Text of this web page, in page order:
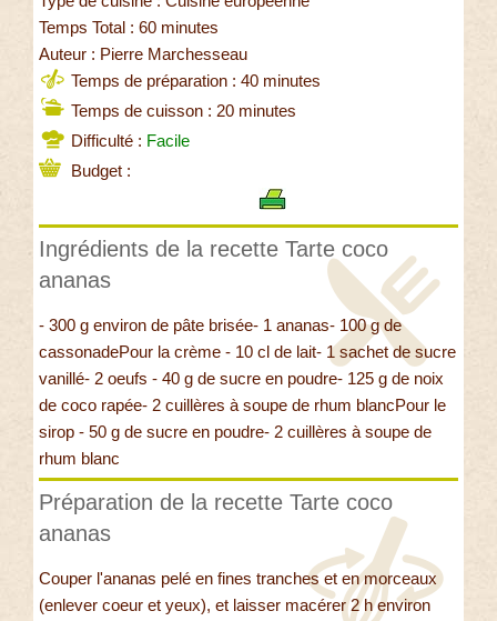
Temps Total : 60 minutes
Auteur : Pierre Marchesseau
Temps de préparation : 40 minutes
Temps de cuisson : 20 minutes
Difficulté : Facile
Budget :
Ingrédients de la recette Tarte coco
ananas
- 300 g environ de pâte brisée- 1 ananas- 100 g de
cassonadePour la crème - 10 cl de lait- 1 sachet de sucre
vanillé- 2 oeufs - 40 g de sucre en poudre- 125 g de noix
de coco rapée- 2 cuillères à soupe de rhum blancPour le
sirop - 50 g de sucre en poudre- 2 cuillères à soupe de
rhum blanc
Préparation de la recette Tarte coco
ananas
Couper l'ananas pelé en fines tranches et en morceaux
(enlever coeur et yeux), et laisser macérer 2 h environ